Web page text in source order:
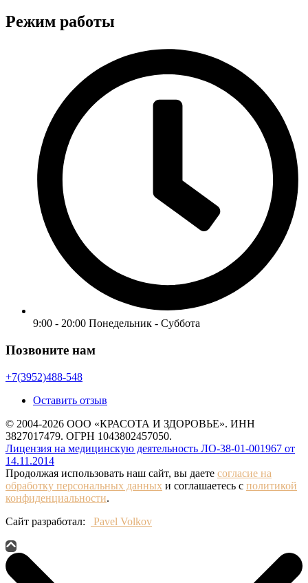
Режим работы
9:00 - 20:00 Понедельник - Суббота
Позвоните нам
+7(3952)488-548
Оставить отзыв
© 2004-2026 ООО «КРАСОТА И ЗДОРОВЬЕ». ИНН
3827017479. ОГРН 1043802457050.
Лицензия на медицинскую деятельность ЛО-38-01-001967 от
14.11.2014
Продолжая использовать наш сайт, вы даете согласие на
обработку персональных данных и соглашаетесь с политикой
конфиденциальности.
Сайт разработал:
Pavel Volkov